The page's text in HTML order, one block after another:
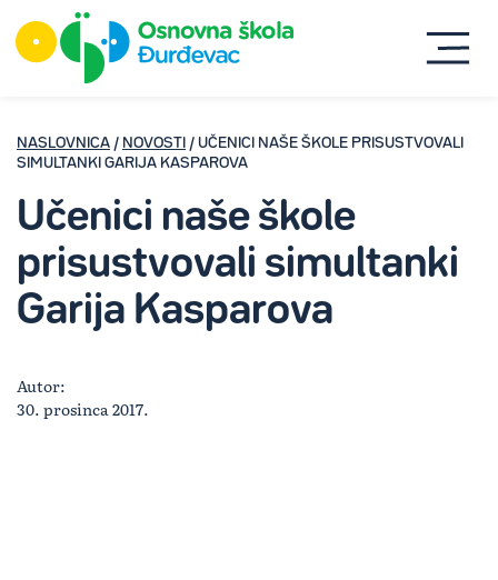
NASLOVNICA / NOVOSTI
/ UČENICI NAŠE ŠKOLE PRISUSTVOVALI
SIMULTANKI GARIJA KASPAROVA
Učenici naše škole
prisustvovali simultanki
Garija Kasparova
Autor:
30. prosinca 2017.